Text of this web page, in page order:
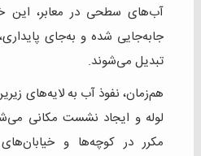
آب‌های سطحی در معابر، این
جابه‌جایی شده و به‌جای
تبدیل می‌شوند.
هم‌زمان، نفوذ آب به لایه‌های
لوله و ایجاد نشست مکانی
مکرر در کوچه‌ها و